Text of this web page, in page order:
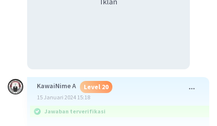
KawaiNime A Level 20
15 Januari 2024 15:18
Jawaban terverifikasi